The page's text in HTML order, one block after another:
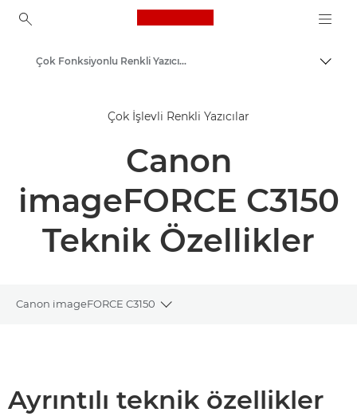
Canon Logo, back to
İçerik
Çözümler ve Hizmetler
Çok Fonksiyonlu Renkli Yazıcılar
Çok İşlevli Renkli Yazıcılar
Canon
imageFORCE C3150
Teknik Özellikler
Canon imageFORCE C3150
Toggle breadcrumbs
Ayrıntılı teknik özellikler